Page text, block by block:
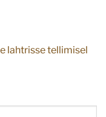
lahtrisse tellimisel